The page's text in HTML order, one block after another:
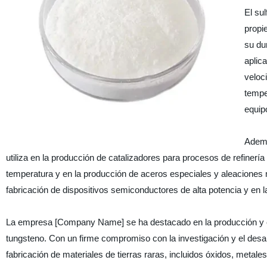
El
su
utiliza en la producción de catalizadores para procesos de
temperatura y en la producción de aceros especiales y
fabricación de dispositivos semiconductores de alta potencia y en
La empresa [Company Name] se ha destacado en la producción
tungsteno. Con un firme compromiso con la investigación y el
fabricación de materiales de tierras raras, incluidos óxidos,